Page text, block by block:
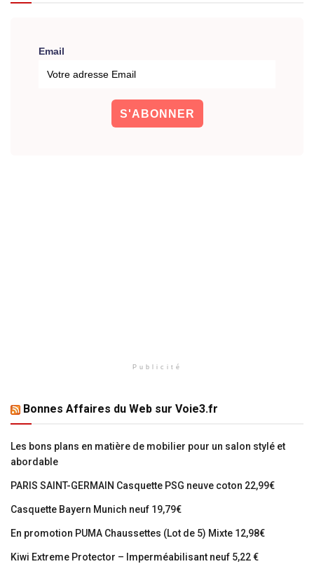
Email
Publicité
Bonnes Affaires du Web sur Voie3.fr
Les bons plans en matière de mobilier pour un salon stylé et
abordable
PARIS SAINT-GERMAIN Casquette PSG neuve coton 22,99€
Casquette Bayern Munich neuf 19,79€
En promotion PUMA Chaussettes (Lot de 5) Mixte 12,98€
Kiwi Extreme Protector – Imperméabilisant neuf 5,22 €